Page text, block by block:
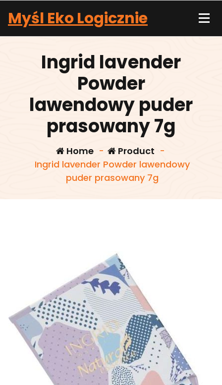
content
Myśl Eko Logicznie
Ingrid lavender
Powder
lawendowy puder
prasowany 7g
Home- Product -
Ingrid lavender Powder lawendowy
puder prasowany 7g